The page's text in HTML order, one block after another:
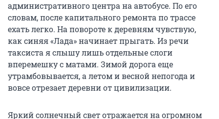
административного центра на автобусе. По его
словам, после капитального ремонта по трассе
ехать легко. На повороте к деревням чувствую,
как синяя «Лада» начинает прыгать. Из речи
таксиста я слышу лишь отдельные слоги
вперемешку с матами. Зимой дорога еще
утрамбовывается, а летом и весной непогода и
вовсе отрезает деревни от цивилизации.
Яркий солнечный свет отражается на огромном